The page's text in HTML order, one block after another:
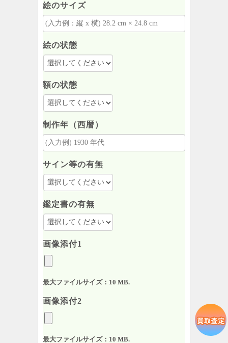
絵のサイズ
絵の状態
額の状態
制作年（西暦）
サイン等の有無
鑑定書の有無
画像添付1
最大ファイルサイズ：10 MB.
画像添付2
最大ファイルサイズ：10 MB.